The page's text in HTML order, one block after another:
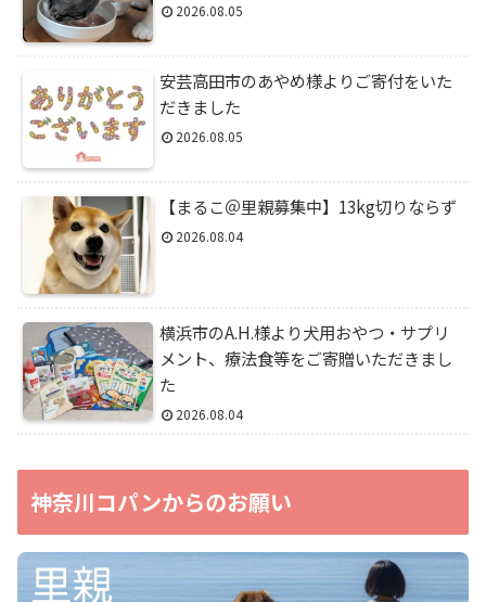
2026.08.05
安芸高田市のあやめ様よりご寄付をいた
だきました
2026.08.05
【まるこ＠里親募集中】13kg切りならず
2026.08.04
横浜市のA.H.様より犬用おやつ・サプリ
メント、療法食等をご寄贈いただきまし
た
2026.08.04
神奈川コパンからのお願い